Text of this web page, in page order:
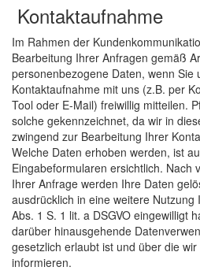
Kontaktaufnahme
Im Rahmen der
Bearbeitung Ihrer Anfragen gemäß
personenbezogene Daten, wenn Sie
Kontaktaufnahme mit uns (z.B. per
Tool oder E-Mail) freiwillig mitteilen.
solche gekennzeichnet, da wir in
zwingend zur Bearbeitung Ihrer
Welche Daten erhoben werden, ist
Eingabeformularen ersichtlich. Nach
Ihrer Anfrage werden Ihre Daten
ausdrücklich in eine weitere
Abs. 1 S. 1 lit. a DSGVO eingewilligt
darüber hinausgehende
gesetzlich erlaubt ist und über die
informieren.